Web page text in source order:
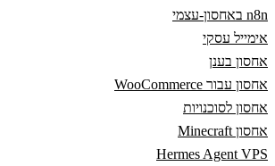
n8n באחסון-עצמי
אימייל עסקי
אחסון בענן
אחסון עבור WooCommerce
אחסון לסוכנויות
אחסון Minecraft
Hermes Agent VPS